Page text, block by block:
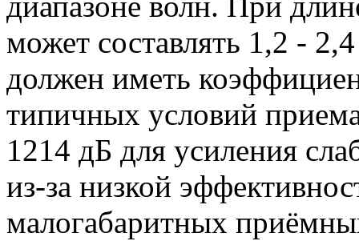
может составлять 1,2 -
должен иметь
типичных условий
1214 дБ для усиления
из-за низкой
малогабаритных